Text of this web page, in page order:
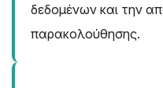
δεδομένων και την
παρακολούθησης.